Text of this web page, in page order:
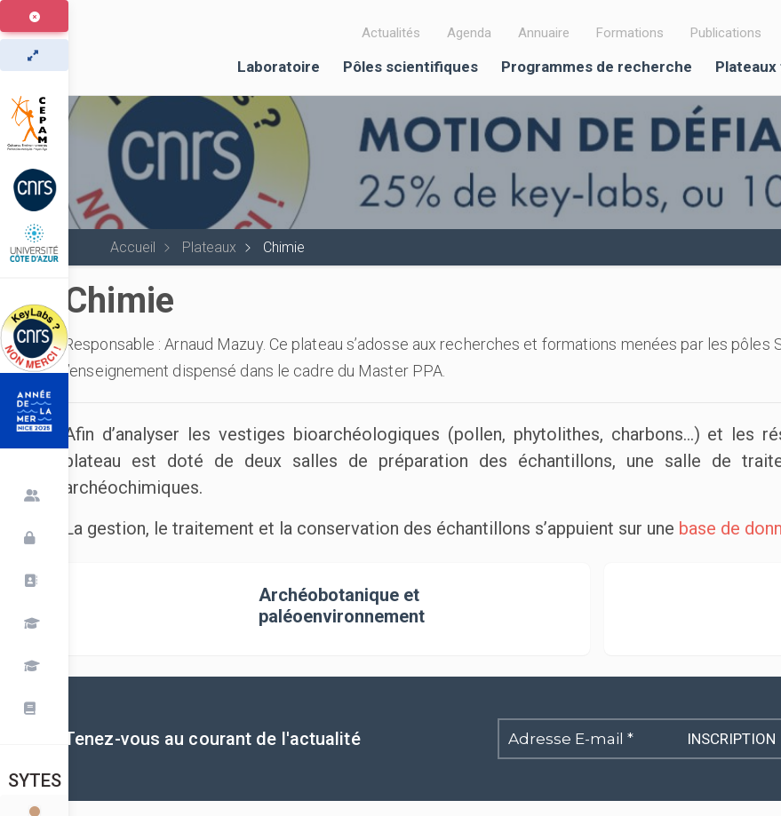
Aller
au
contenu
principal
Actualités Agenda Annuaire Formations Publications
Laboratoire Pôles scientifiques Programmes de recherche
Accueil Plateaux Chimie
SYTES
Chimie
Responsable : Arnaud Mazuy. Ce plateau s’adosse aux recherches et formations menées par les pôles
l’enseignement dispensé dans le cadre du Master PPA.
Afin d’analyser les vestiges bioarchéologiques (pollen, phytolithes, charbons…) et les
plateau est doté de deux salles de préparation des échantillons, une salle de
archéochimiques.
La gestion, le traitement et la conservation des échantillons s’appuient sur une base de
Archéobotanique et
paléoenvironnement
Tenez-vous au courant de l'actualité
Adresse
E-